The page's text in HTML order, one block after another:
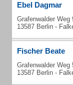
Ebel Dagmar
Grafenwalder Weg
13587 Berlin -
Fischer Beate
Grafenwalder Weg
13587 Berlin -